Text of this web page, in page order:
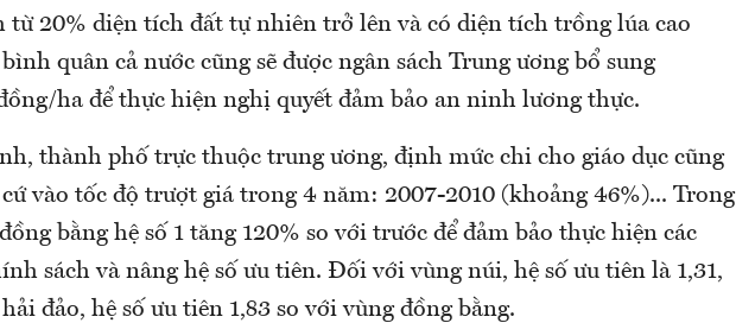
từ 20% diện tích đất tự nhiên trở lên và có diện tích trồng lúa cao
quân cả nước cũng sẽ được ngân sách Trung ương bổ sung
ha để thực hiện nghị quyết đảm bảo an ninh lương thực.
thành phố trực thuộc trung ương, định mức chi cho giáo dục cũng
vào tốc độ trượt giá trong 4 năm: 2007-2010 (khoảng 46%)... Trong
bằng hệ số 1 tăng 120% so với trước để đảm bảo thực hiện các
sách và nâng hệ số ưu tiên. Đối với vùng núi, hệ số ưu tiên là 1,31,
đảo, hệ số ưu tiên 1,83 so với vùng đồng bằng.